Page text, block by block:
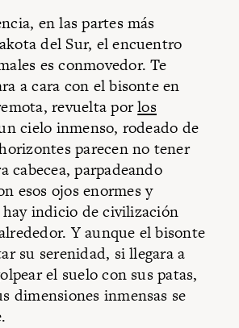
en las partes más
del Sur, el encuentro
es conmovedor. Te
a cara con el bisonte en
revuelta porlos
cielo inmenso, rodeado de
parecen no tener
cabecea, parpadeando
esos ojos enormes y
indicio de civilización
Y aunque el bisonte
su serenidad, si llegara a
el suelo con sus patas,
dimensiones inmensas se